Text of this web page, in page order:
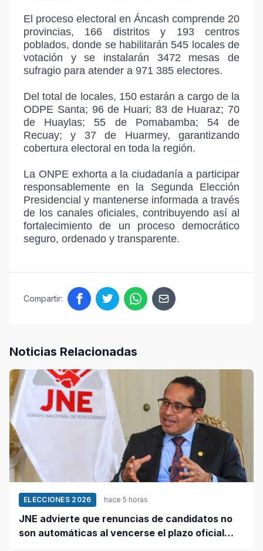
El proceso electoral en Áncash comprende 20
provincias, 166 distritos y 193 centros
poblados, donde se habilitarán 545 locales de
votación y se instalarán 3472 mesas de
sufragio para atender a 971 385 electores.
Del total de locales, 150 estarán a cargo de la
ODPE Santa; 96 de Huari; 83 de Huaraz; 70
de Huaylas; 55 de Pomabamba; 54 de
Recuay; y 37 de Huarmey, garantizando
cobertura electoral en toda la región.
La ONPE exhorta a la ciudadanía a participar
responsablemente en la Segunda Elección
Presidencial y mantenerse informada a través
de los canales oficiales, contribuyendo así al
fortalecimiento de un proceso democrático
seguro, ordenado y transparente.
Compartir:
Noticias Relacionadas
ELECCIONES 2026 hace 5 horas
JNE advierte que renuncias de candidatos no
son automáticas al vencerse el plazo oficial